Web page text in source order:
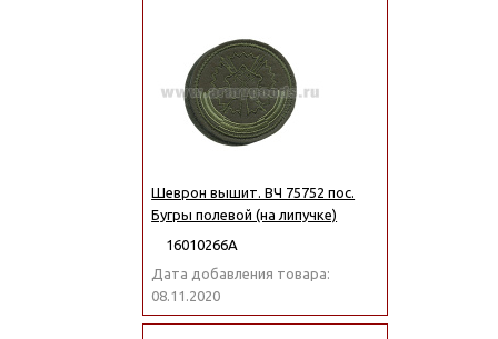
Шеврон вышит. ВЧ 75752 пос.
Бугры полевой (на липучке)
16010266А
Дата добавления товара:
08.11.2020